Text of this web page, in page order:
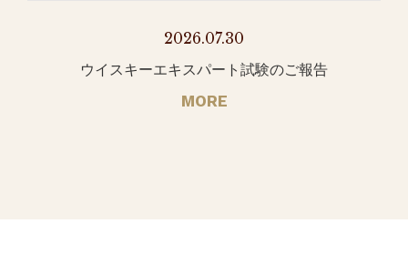
2026.07.30
ウイスキーエキスパート試験のご報告
MORE